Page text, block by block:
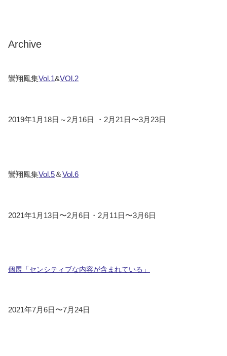
Archive
鸞翔鳳集Vol.1&VOl.2
2019年1月18日～2月16日 ・2月21日〜3月23日
鸞翔鳳集Vol.5＆Vol.6
2021年1月13日〜2月6日・2月11日〜3月6日
個展「センシティブな内容が含まれている」
2021年7月6日〜7月24日